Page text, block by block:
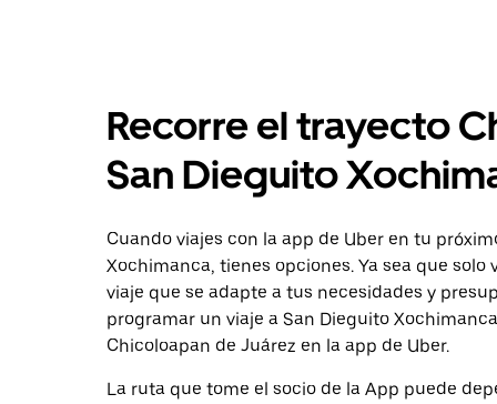
Recorre el trayecto
San Dieguito
Cuando viajes con la app de Uber en tu
Xochimanca, tienes opciones. Ya sea que
viaje que se adapte a tus necesidades y
programar un viaje a San Dieguito
Chicoloapan de Juárez en la app de Uber.
La ruta que tome el socio de la App puede